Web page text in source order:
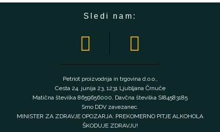
Sledi nam:
Petriot proizvodnja in trgovina d.o.o.,
Cesta 24. junija 23, 1231 Ljubljana Črnuče
Matična številka 8659656000, Davčna številka SI84583185
Smo DDV zavezanec.
MINISTER ZA ZDRAVJE OPOZARJA: PREKOMERNO PITJE ALKOHOLA
ŠKODUJE ZDRAVJU!